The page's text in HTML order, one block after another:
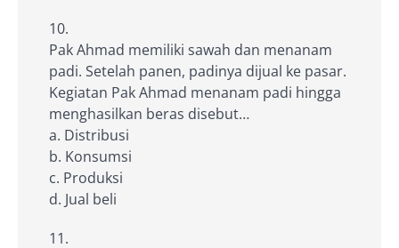
Pak Ahmad memiliki sawah dan menanam
padi. Setelah panen, padinya dijual ke pasar.
Kegiatan Pak Ahmad menanam padi hingga
menghasilkan beras disebut…
a. Distribusi
b. Konsumsi
c. Produksi
d. Jual beli